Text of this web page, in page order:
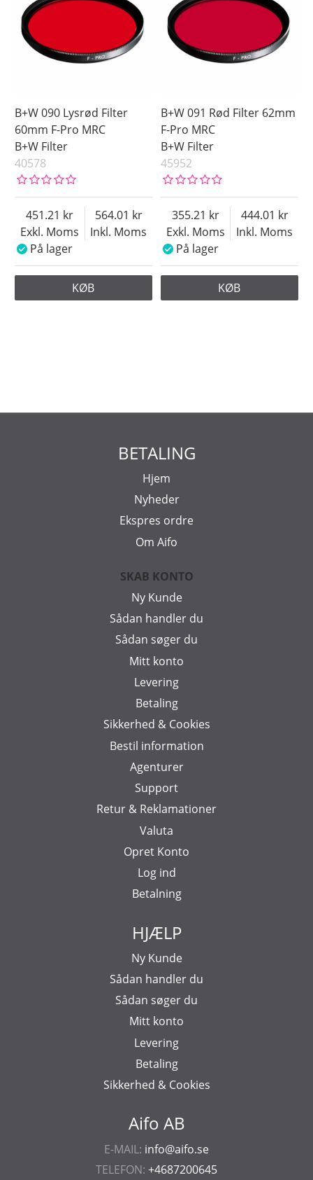
B+W 090 Lysrød Filter
60mm F-Pro MRC
B+W Filter
40578
Exkl. Moms
451.21
Inkl. Moms
564.01
På lager
KØB
B+W 091 Rød Filter 62mm
F-Pro MRC
B+W Filter
45952
Exkl. Moms
355.21
Inkl. Moms
444.01
På lager
KØB
Aifo AB
E-MAIL: info@aifo.se
TELEFON: +4687200645
BETALING
Hjem
Nyheder
Ekspres ordre
Om Aifo
SKAB KONTO
Ny Kunde
Sådan handler du
Sådan søger du
Mitt konto
Levering
Betaling
Sikkerhed & Cookies
Bestil information
Agenturer
Support
Retur & Reklamationer
Valuta
Opret Konto
Log ind
Betalning
HJÆLP
Ny Kunde
Sådan handler du
Sådan søger du
Mitt konto
Levering
Betaling
Sikkerhed & Cookies